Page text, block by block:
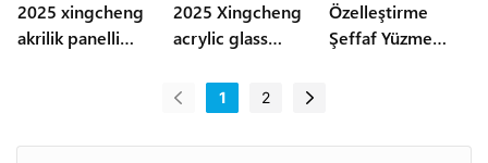
2025 xingcheng
akrilik panelli
2025 Xingcheng
acrylic glass
aquariums
Özelleştirme
Şeffaf Yüzme
Havuzları Akrilik
1 2